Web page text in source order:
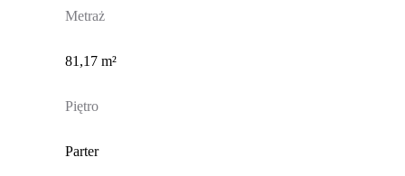
Metraż
81,17 m²
Piętro
Parter